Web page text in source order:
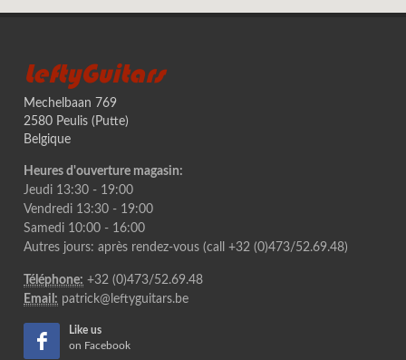
LeftyGuitars
Mechelbaan 769
2580 Peulis (Putte)
Belgique
Heures d'ouverture magasin:
Jeudi 13:30 - 19:00
Vendredi 13:30 - 19:00
Samedi 10:00 - 16:00
Autres jours: après rendez-vous (call +32 (0)473/52.69.48)
Téléphone: +32 (0)473/52.69.48
Email: patrick@leftyguitars.be
Like us
on Facebook